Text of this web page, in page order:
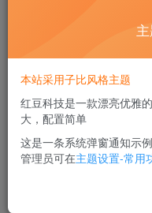
此内容为付费资源，请付
黄金会员 免费
本站采用子比风格主题
红豆科技是一款漂亮优雅
大，配置简单
这是一条系统弹窗通知示例
管理员可在主题设置-常用